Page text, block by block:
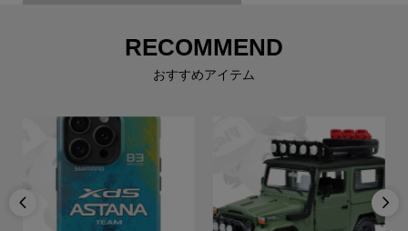
RECOMMEND
おすすめアイテム
 